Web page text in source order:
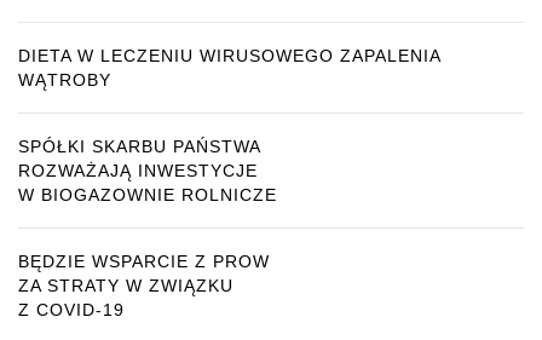
DIETA W LECZENIU WIRUSOWEGO ZAPALENIA
WĄTROBY
SPÓŁKI SKARBU PAŃSTWA
ROZWAŻAJĄ INWESTYCJE
W BIOGAZOWNIE ROLNICZE
BĘDZIE WSPARCIE Z PROW
ZA STRATY W ZWIĄZKU
Z COVID-19